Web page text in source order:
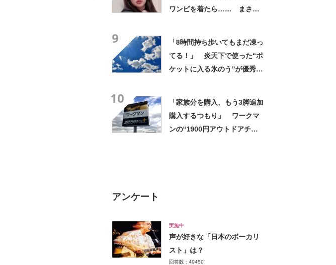
ワンピを着たら…… まさか
9
「8時間持ち歩いてもまだ凍っ
てる！」 炎天下で使った“ポ
ケットに入る氷のう”が優秀す
10
「家族分を購入、もう3脚追加
購入するつもり」 ワークマ
ンの“1900円アウトドアチェ
アンケート
実施中
声が好きな「日本のボーカリ
スト」は？
回答数：49450